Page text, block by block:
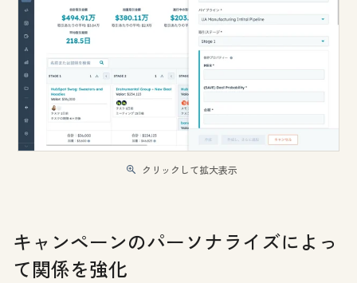
クリックして拡大表示
キャンペーンのパーソナライズによっ
て関係を強化